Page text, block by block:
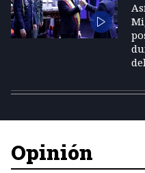
Opinión